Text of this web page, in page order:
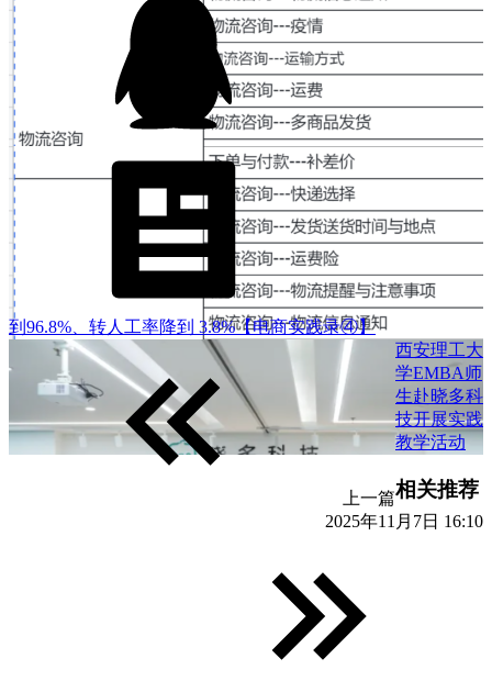
到96.8%、转人工率降到 3.8%【电商实践录④】
上一篇
2025年11月7日 16:10
西安理工大
学EMBA师
生赴晓多科
技开展实践
教学活动
相关推荐